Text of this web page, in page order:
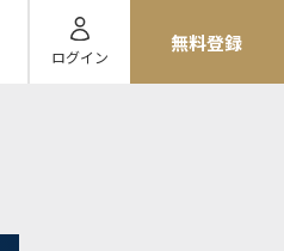
ログイン
無料登録